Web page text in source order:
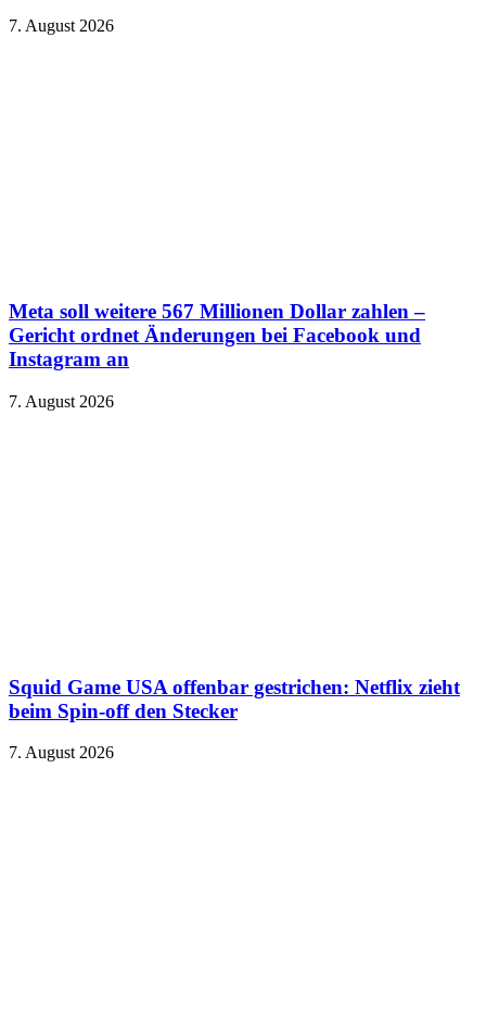
7. August 2026
Meta soll weitere 567 Millionen Dollar zahlen –
Gericht ordnet Änderungen bei Facebook und
Instagram an
7. August 2026
Squid Game USA offenbar gestrichen: Netflix zieht
beim Spin-off den Stecker
7. August 2026